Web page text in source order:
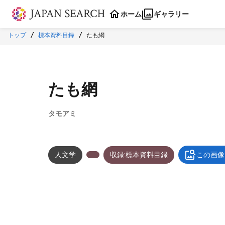
本文に飛ぶ
ホーム ギャラリー
トップ 標本資料目録 たも網
たも網
タモアミ
人文学 収録:標本資料目録 この画